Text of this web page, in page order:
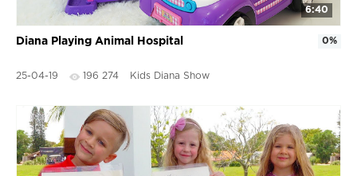
6:40
Diana Playing Animal Hospital
25-04-19 196 274 Kids Diana Show
0%